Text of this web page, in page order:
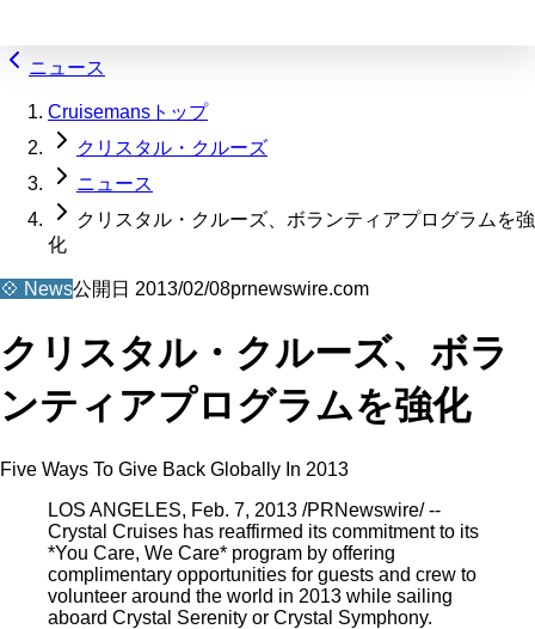
ニュース
Cruisemansトップ
クリスタル・クルーズ
ニュース
クリスタル・クルーズ、ボランティアプログラムを強
化
💠 News公開日 2013/02/08prnewswire.com
クリスタル・クルーズ、ボラ
ンティアプログラムを強化
Five Ways To Give Back Globally In 2013
LOS ANGELES, Feb. 7, 2013 /PRNewswire/ --
Crystal Cruises has reaffirmed its commitment to its
*You Care, We Care* program by offering
complimentary opportunities for guests and crew to
volunteer around the world in 2013 while sailing
aboard Crystal Serenity or Crystal Symphony.